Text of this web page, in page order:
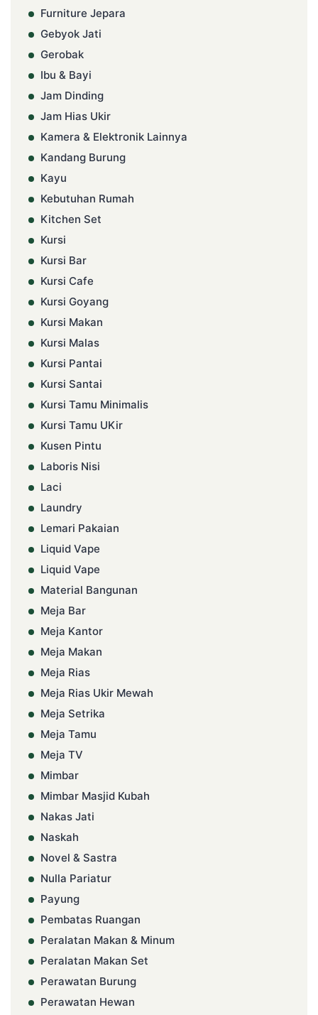
Furniture Jepara
Gebyok Jati
Gerobak
Ibu & Bayi
Jam Dinding
Jam Hias Ukir
Kamera & Elektronik Lainnya
Kandang Burung
Kayu
Kebutuhan Rumah
Kitchen Set
Kursi
Kursi Bar
Kursi Cafe
Kursi Goyang
Kursi Makan
Kursi Malas
Kursi Pantai
Kursi Santai
Kursi Tamu Minimalis
Kursi Tamu UKir
Kusen Pintu
Laboris Nisi
Laci
Laundry
Lemari Pakaian
Liquid Vape
Liquid Vape
Material Bangunan
Meja Bar
Meja Kantor
Meja Makan
Meja Rias
Meja Rias Ukir Mewah
Meja Setrika
Meja Tamu
Meja TV
Mimbar
Mimbar Masjid Kubah
Nakas Jati
Naskah
Novel & Sastra
Nulla Pariatur
Payung
Pembatas Ruangan
Peralatan Makan & Minum
Peralatan Makan Set
Perawatan Burung
Perawatan Hewan